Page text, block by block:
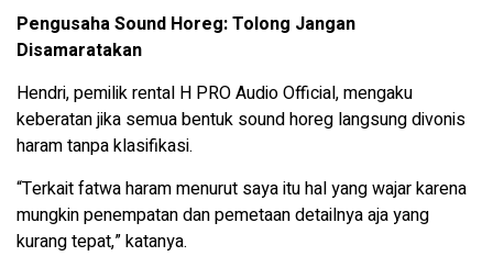
Pengusaha Sound Horeg: Tolong Jangan
Disamaratakan
Hendri, pemilik rental H PRO Audio Official, mengaku
keberatan jika semua bentuk sound horeg langsung divonis
haram tanpa klasifikasi.
“Terkait fatwa haram menurut saya itu hal yang wajar karena
mungkin penempatan dan pemetaan detailnya aja yang
kurang tepat,” katanya.